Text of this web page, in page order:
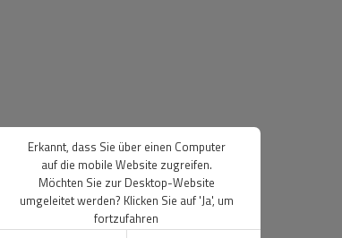
Erkannt, dass Sie über einen Computer
auf die mobile Website zugreifen.
Möchten Sie zur Desktop-Website
umgeleitet werden? Klicken Sie auf 'Ja', um
fortzufahren